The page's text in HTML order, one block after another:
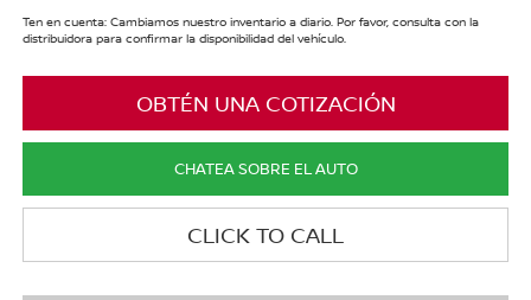
Ten en cuenta: Cambiamos nuestro inventario a diario. Por favor, consulta con la
distribuidora para confirmar la disponibilidad del vehículo.
OBTÉN UNA COTIZACIÓN
CHATEA SOBRE EL AUTO
CLICK TO CALL